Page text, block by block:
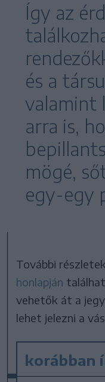
Így az
és a
valamint
arra is,
mögé,
egy-egy
További
honlapján
vehetők át a
lehet jelezni a
korábban